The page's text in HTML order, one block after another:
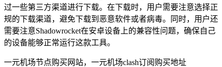
过一些第三方渠道进行下载。在下载时，用户需要注意选择正
规的下载渠道，避免下载到恶意软件或者病毒。同时，用户还
需要注意Shadowrocket在安卓设备上的兼容性问题，确保自己
的设备能够正常运行这款工具。
一元机场节点购买网站，一元机场clash订阅购买地址